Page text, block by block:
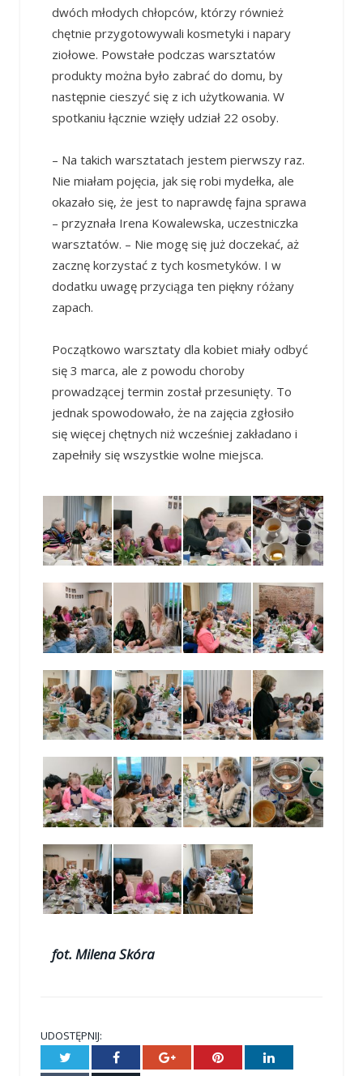
dwóch młodych chłopców, którzy również
chętnie przygotowywali kosmetyki i napary
ziołowe. Powstałe podczas warsztatów
produkty można było zabrać do domu, by
następnie cieszyć się z ich użytkowania. W
spotkaniu łącznie wzięły udział 22 osoby.
– Na takich warsztatach jestem pierwszy raz.
Nie miałam pojęcia, jak się robi mydełka, ale
okazało się, że jest to naprawdę fajna sprawa
– przyznała Irena Kowalewska, uczestniczka
warsztatów. – Nie mogę się już doczekać, aż
zacznę korzystać z tych kosmetyków. I w
dodatku uwagę przyciąga ten piękny różany
zapach.
Początkowo warsztaty dla kobiet miały odbyć
się 3 marca, ale z powodu choroby
prowadzącej termin został przesunięty. To
jednak spowodowało, że na zajęcia zgłosiło
się więcej chętnych niż wcześniej zakładano i
zapełniły się wszystkie wolne miejsca.
fot. Milena Skóra
UDOSTĘPNIJ:
Twitter Facebook Google+ Pinterest LinkedIn